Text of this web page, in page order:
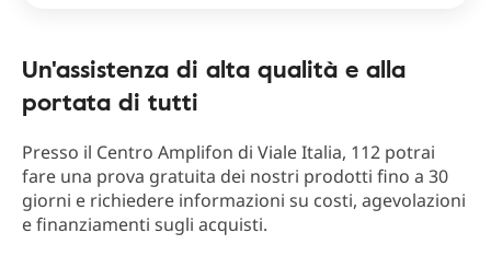
Un'assistenza di alta qualità e alla
portata di tutti
Presso il Centro Amplifon di Viale Italia, 112 potrai
fare una prova gratuita dei nostri prodotti fino a 30
giorni e richiedere informazioni su costi, agevolazioni
e finanziamenti sugli acquisti.